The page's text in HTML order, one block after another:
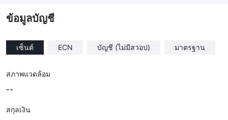
ข้อมูลบัญชี
เซ็นต์ ECN บัญชี (ไม่มีสวอป) มาตรฐาน
สภาพแวดล้อม
--
สกุลเงิน